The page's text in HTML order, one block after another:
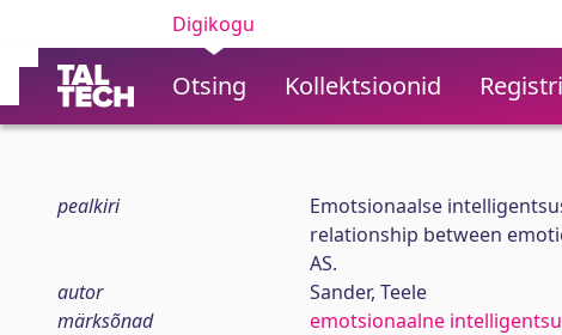
Digikogu
Otsing Kollektsioonid
pealkiri
Emotsionaalse
relationship between
AS.
autor
Sander, Teele
märksõnad
emotsionaalne